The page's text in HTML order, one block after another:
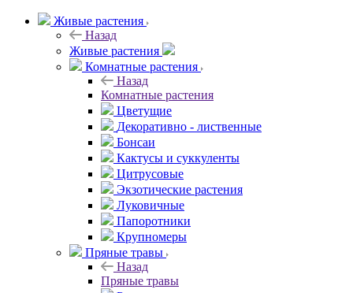
Живые растения
Назад
Живые растения
Комнатные растения
Назад
Комнатные растения
Цветущие
Декоративно - лиственные
Бонсаи
Кактусы и суккуленты
Цитрусовые
Экзотические растения
Луковичные
Папоротники
Крупномеры
Пряные травы
Назад
Пряные травы